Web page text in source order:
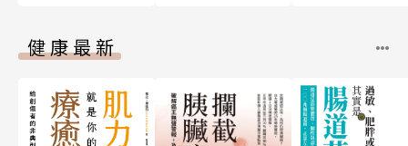
健康最新